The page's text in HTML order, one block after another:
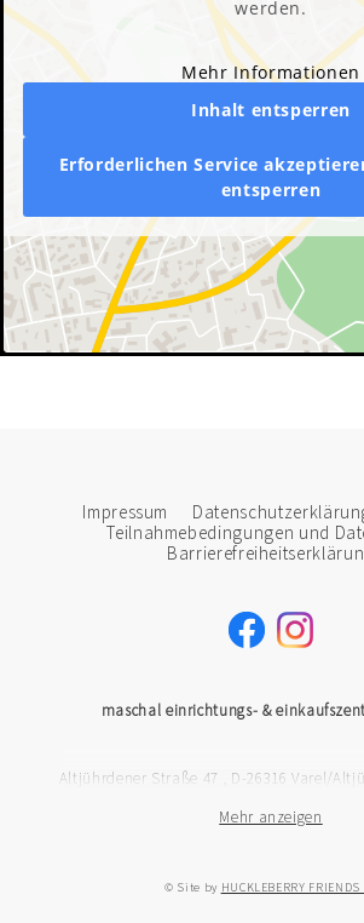
werden.
Mehr Informationen
Inhalt entsperren
Erforderlichen Service
entsperren
Impressum
Teilnahmebedingungen und
maschal einrichtungs- &
Altjührdener Straße 47 , D-26316 Varel/
Fax: +49 4456988450–Mail:
Öffnungszeiten:
Mehr anzeigen
© Site by HUCKLEBERRY FRIENDS